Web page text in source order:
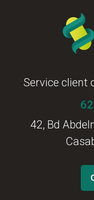
Service client
42, Bd